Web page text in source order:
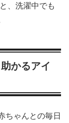
、洗濯中でも
かるアイ
ちゃんとの毎日